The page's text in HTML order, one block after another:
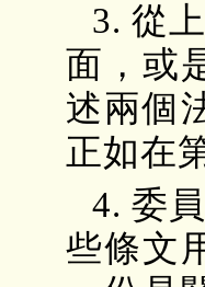
3. 從
面，或
述兩個
正如在
4. 委
些條文